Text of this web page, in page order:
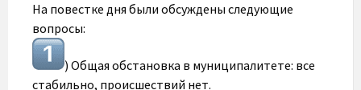
На повестке дня были обсуждены следующие
вопросы:
) Общая обстановка в муниципалитете: все
стабильно, происшествий нет.